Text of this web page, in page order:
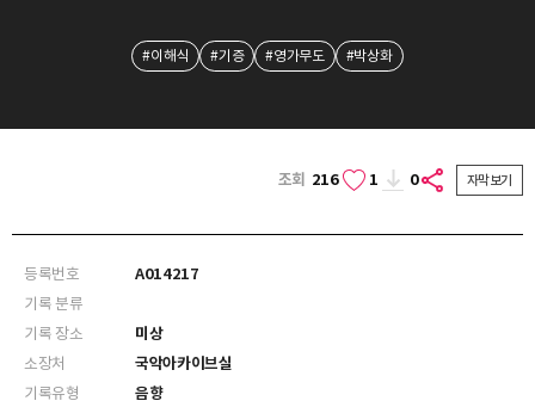
#이해식 #기증 #영가무도 #박상화
조회 216 1 0 자막보기
등록번호
A014217
기록 분류
기록 장소
미상
소장처
국악아카이브실
기록유형
음향